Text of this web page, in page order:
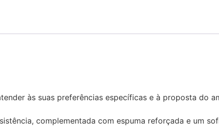
às suas preferências específicas e à proposta do
complementada com espuma reforçada e um